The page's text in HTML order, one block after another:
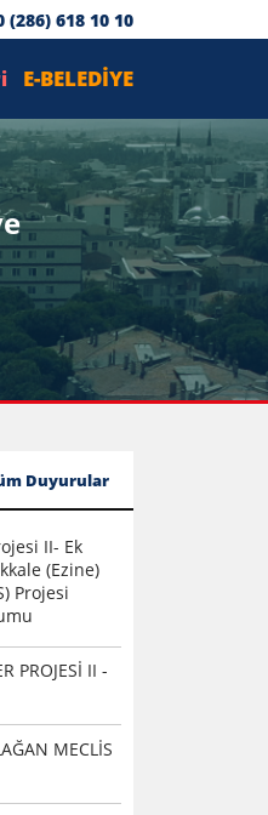
(286) 618 10 10
E-BELEDİYE
Duyurular
II- Ek
(Ezine)
Projesi
PROJESİ II -
MECLİS